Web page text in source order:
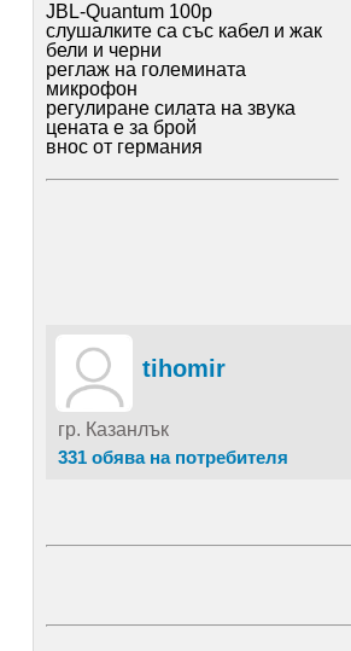
JBL-Quantum 100p
слушалките са със кабел и жак
бели и черни
реглаж на големината
микрофон
регулиране силата на звука
цената е за брой
внос от германия
tihomir
гр. Казанлък
331 обява на потребителя